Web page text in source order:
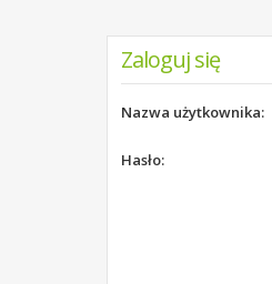
Zaloguj się
Nazwa użytkownika:
Hasło: